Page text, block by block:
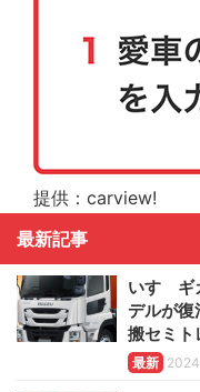
提供：carview!
最新記事
いすゞ
デルが復
搬セミト
最新